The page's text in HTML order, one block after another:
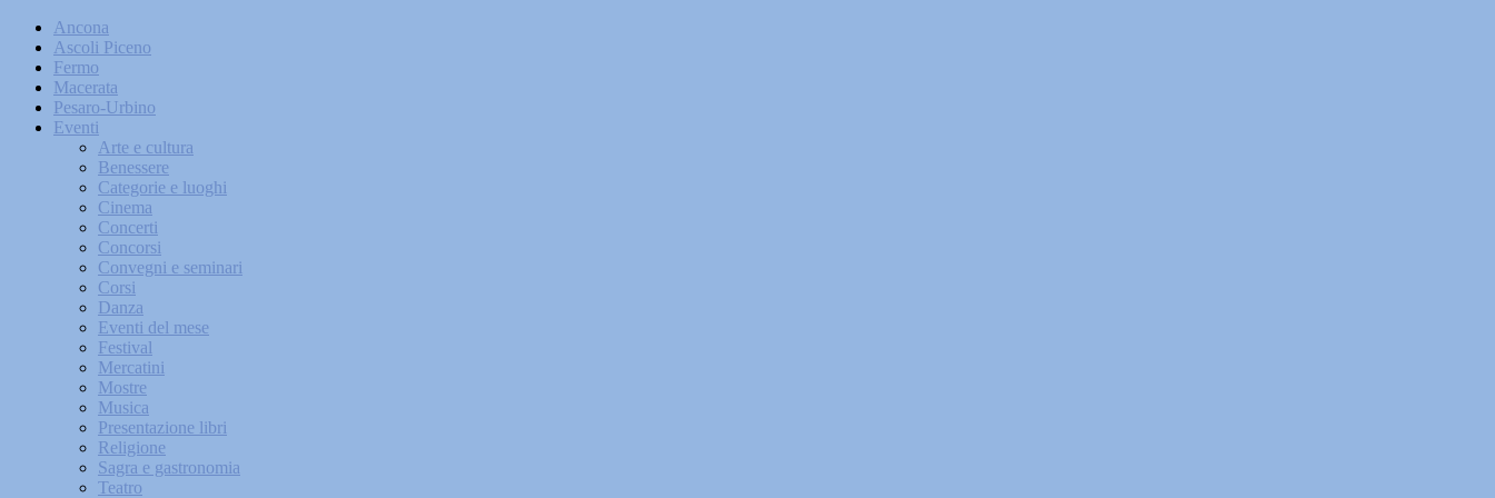
Ancona
Ascoli Piceno
Fermo
Macerata
Pesaro-Urbino
Eventi
Arte e cultura
Benessere
Categorie e luoghi
Cinema
Concerti
Concorsi
Convegni e seminari
Corsi
Danza
Eventi del mese
Festival
Mercatini
Mostre
Musica
Presentazione libri
Religione
Sagra e gastronomia
Teatro